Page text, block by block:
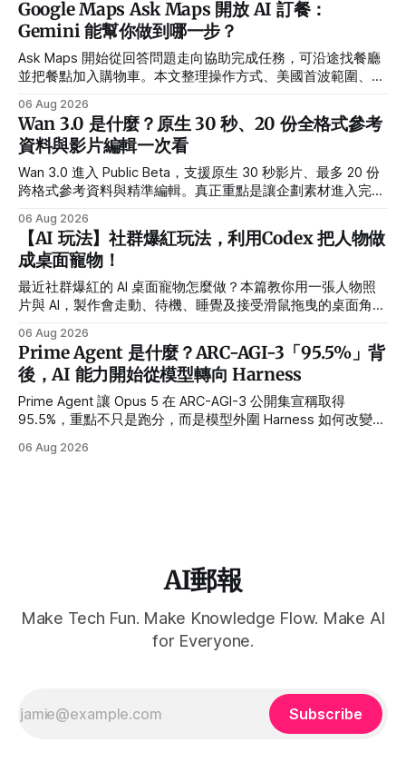
Google Maps Ask Maps 開放 AI 訂餐：
Gemini 能幫你做到哪一步？
Ask Maps 開始從回答問題走向協助完成任務，可沿途找餐廳
並把餐點加入購物車。本文整理操作方式、美國首波範圍、合
06 Aug 2026
Wan 3.0 是什麼？原生 30 秒、20 份全格式參考
資料與影片編輯一次看
Wan 3.0 進入 Public Beta，支援原生 30 秒影片、最多 20 份
跨格式參考資料與精準編輯。真正重點是讓企劃素材進入完整
06 Aug 2026
【AI 玩法】社群爆紅玩法，利用Codex 把人物做
成桌面寵物！
最近社群爆紅的 AI 桌面寵物怎麼做？本篇教你用一張人物照
片與 AI，製作會走動、待機、睡覺及接受滑鼠拖曳的桌面角
06 Aug 2026
Prime Agent 是什麼？ARC-AGI-3「95.5%」背
後，AI 能力開始從模型轉向 Harness
Prime Agent 讓 Opus 5 在 ARC-AGI-3 公開集宣稱取得
95.5%，重點不只是跑分，而是模型外圍 Harness 如何改變長
06 Aug 2026
AI郵報
Make Tech Fun. Make Knowledge Flow. Make AI
for Everyone.
Subscribe